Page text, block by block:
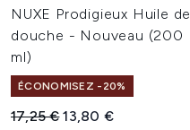
NUXE Prodigieux Huile de
douche - Nouveau (200
ml)
ÉCONOMISEZ -20%
Prix de vente :
17,25 €Prix ​​actuel :
13,80 €